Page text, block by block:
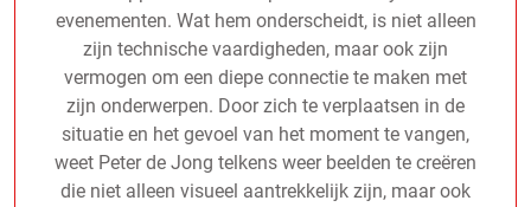
evenementen. Wat hem onderscheidt, is niet alleen
zijn technische vaardigheden, maar ook zijn
vermogen om een diepe connectie te maken met
zijn onderwerpen. Door zich te verplaatsen in de
situatie en het gevoel van het moment te vangen,
weet Peter de Jong telkens weer beelden te creëren
die niet alleen visueel aantrekkelijk zijn, maar ook